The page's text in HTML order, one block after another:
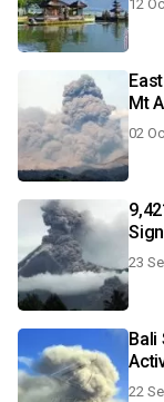
12
Mt
02
23
Bali
22